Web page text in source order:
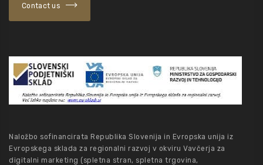
Contact us
Naložbo sofinancirata Republika Slovenija in Evropska unija iz
Evropskega sklada za regionalni razvoj v okviru Vavčerja za
digitalni marketing (spletna stran, spletna trgovina,